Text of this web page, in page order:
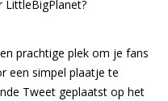
prachtige plek om je fans
een simpel plaatje te
Tweet geplaatst op het